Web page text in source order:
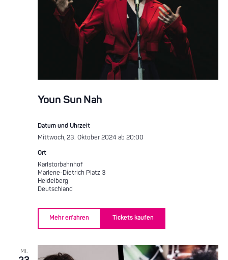
Youn Sun Nah
Datum und Uhrzeit
Mittwoch, 23. Oktober 2024 ab 20:00
Ort
Karlstorbahnhof
Marlene-Dietrich Platz 3
Heidelberg
Deutschland
Mehr erfahren Tickets kaufen
MI.